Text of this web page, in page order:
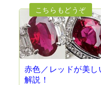
なく安心して任せられま
赤色／レッドが美
解説！